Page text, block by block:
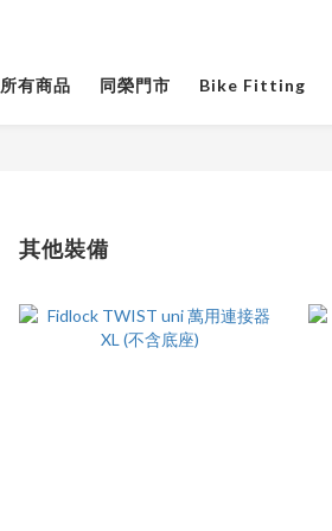
所有商品 同榮門市 Bike Fitting
其他裝備